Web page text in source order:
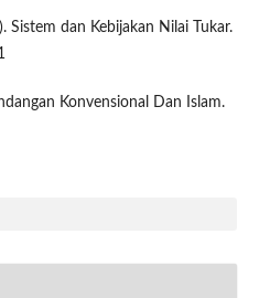
Sistem dan Kebijakan Nilai Tukar.
Konvensional Dan Islam.